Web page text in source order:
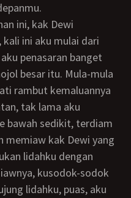
ini aku mulai dari
penasaran banget
besar itu. Mula-mula
rambut kemaluannya
tak lama aku
bawah sedikit, terdiam
memiaw kak Dewi yang
lidahku dengan
kusodok-sodok
lidahku, puas, aku